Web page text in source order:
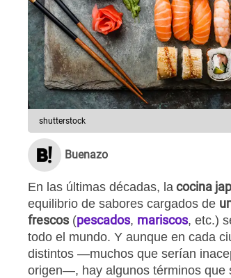
shutterstock
Buenazo
En las últimas décadas, la cocina
equilibrio de sabores cargados de
frescos (pescados, mariscos, etc.)
todo el mundo. Y aunque en cada
distintos —muchos que serían
origen—, hay algunos términos que